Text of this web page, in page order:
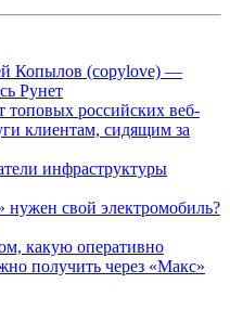
Копылов (copylove) —
Рунет
российских веб-
клиентам, сидящим за
инфраструктуры
нужен свой электромобиль?
какую оперативно
получить через «Макс»